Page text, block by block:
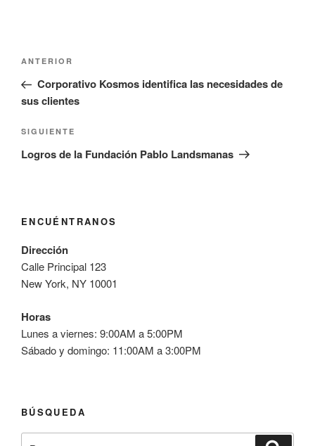
Navegación
entradas
Entrada
anterior:
ANTERIOR
Corporativo Kosmos identifica las necesidades de
sus clientes
Siguiente
entrada
SIGUIENTE
Logros de la Fundación Pablo Landsmanas
ENCUÉNTRANOS
Dirección
Calle Principal 123
New York, NY 10001
Horas
Lunes a viernes: 9:00AM a 5:00PM
Sábado y domingo: 11:00AM a 3:00PM
BÚSQUEDA